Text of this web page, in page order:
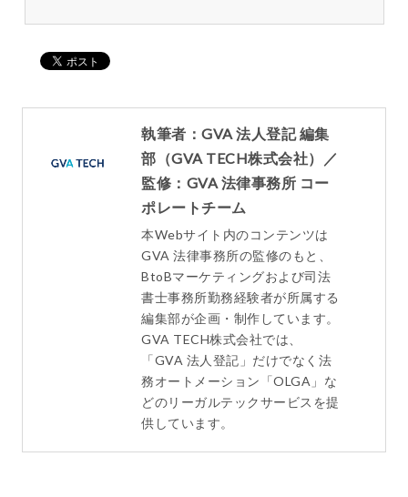
執筆者：GVA 法人登記 編集
部（GVA TECH株式会社）／
監修：GVA 法律事務所 コー
ポレートチーム
本Webサイト内のコンテンツは
GVA 法律事務所の監修のもと、
BtoBマーケティングおよび司法
書士事務所勤務経験者が所属する
編集部が企画・制作しています。
GVA TECH株式会社では、
「GVA 法人登記」だけでなく法
務オートメーション「OLGA」な
どのリーガルテックサービスを提
供しています。